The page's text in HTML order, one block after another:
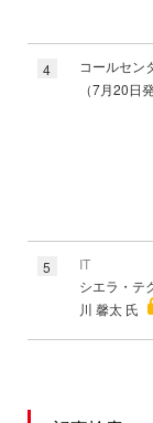
4
コールセン
（7月20日
5
IT
シエラ・テ
川 馨太 氏